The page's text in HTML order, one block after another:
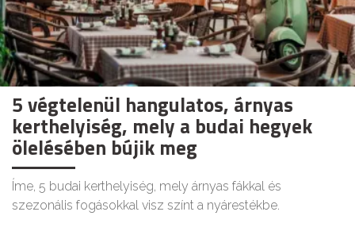
5 végtelenül hangulatos, árnyas
kerthelyiség, mely a budai hegyek
ölelésében bújik meg
Íme, 5 budai kerthelyiség, mely árnyas fákkal és
szezonális fogásokkal visz színt a nyárestékbe.